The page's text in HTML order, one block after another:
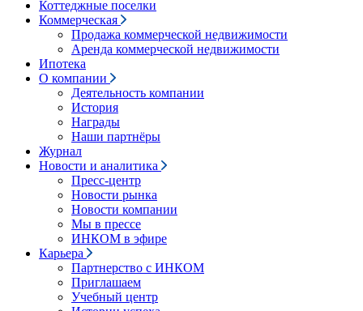
Коттеджные поселки
Коммерческая
Продажа коммерческой недвижимости
Аренда коммерческой недвижимости
Ипотека
О компании
Деятельность компании
История
Награды
Наши партнёры
Журнал
Новости и аналитика
Пресс-центр
Новости рынка
Новости компании
Мы в прессе
ИНКОМ в эфире
Карьера
Партнерство с ИНКОМ
Приглашаем
Учебный центр